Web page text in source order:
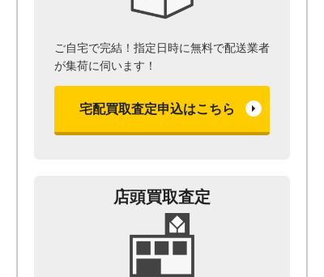
ご自宅で完結！指定日時に無料で配送業者
が集荷に伺います！
宅配買取査定申込はこちら
店頭買取査定